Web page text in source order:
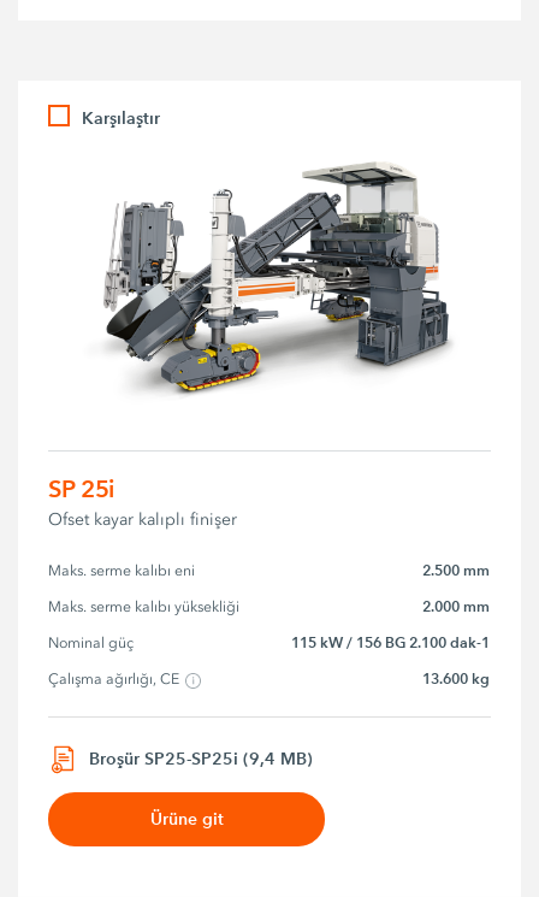
Karşılaştır
SP 25i
Ofset kayar kalıplı finişer
Maks. serme kalıbı eni 2.500 mm
Maks. serme kalıbı yüksekliği 2.000 mm
Nominal güç 115 kW / 156 BG 2.100 dak-1
Çalışma ağırlığı, CE 13.600 kg
Broşür SP25-SP25i (9,4 MB)
Ürüne git